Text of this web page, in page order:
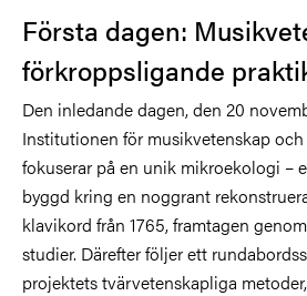
Första dagen:
förkroppsligande
Den inledande dagen, den 20
Institutionen för musikvetenskap
fokuserar på en unik mikroekologi –
byggd kring en noggrant
klavikord från 1765, framtagen
studier. Därefter följer ett
projektets tvärvetenskapliga